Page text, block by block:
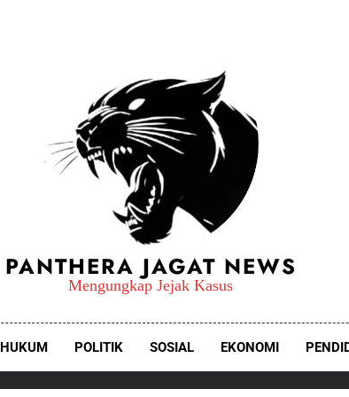
PANTHERA JAGAT NEWS
Mengungkap Jejak Kasus
HUKUM POLITIK SOSIAL EKONOMI